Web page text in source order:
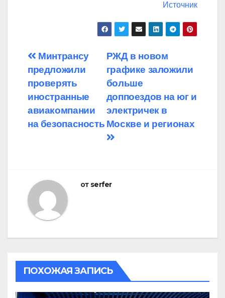
Источник
Навигация
по
записям
РЖД в новом
графике заложили
больше
доппоездов на юг и
электричек в
Москве и регионах
Минтрансу
предложили
проверять
иностранные
авиакомпании
на безопасность
от serfer
ПОХОЖАЯ ЗАПИСЬ